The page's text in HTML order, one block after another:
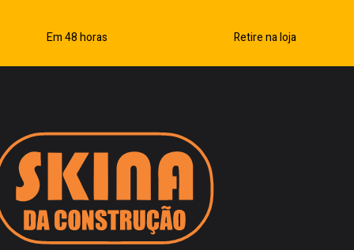
Em 48 horas Retire na loja